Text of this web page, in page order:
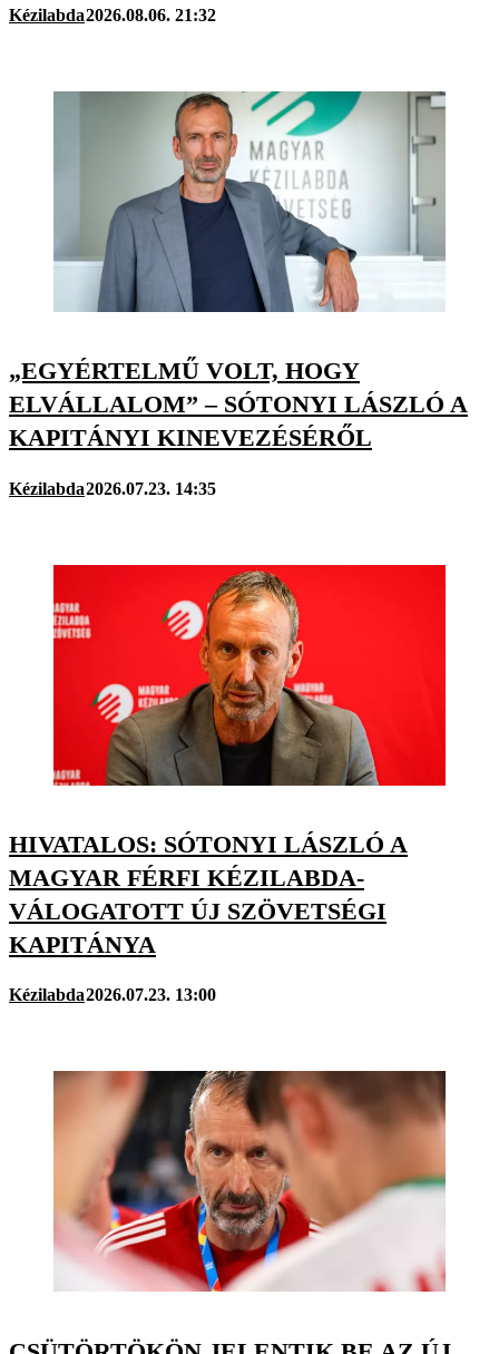
Kézilabda2026.08.06. 21:32
„EGYÉRTELMŰ VOLT, HOGY
ELVÁLLALOM” – SÓTONYI LÁSZLÓ A
KAPITÁNYI KINEVEZÉSÉRŐL
Kézilabda2026.07.23. 14:35
HIVATALOS: SÓTONYI LÁSZLÓ A
MAGYAR FÉRFI KÉZILABDA-
VÁLOGATOTT ÚJ SZÖVETSÉGI
KAPITÁNYA
Kézilabda2026.07.23. 13:00